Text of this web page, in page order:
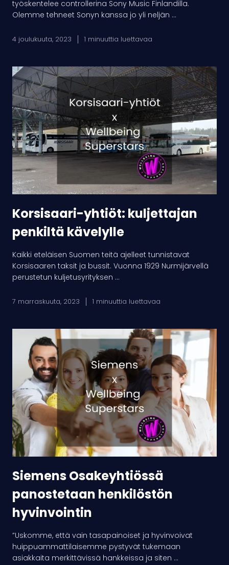
työskentelee controllerina Sony Music Finlandilla.
Olemme tehneet Sonyn kanssa jo yli neljän ...
4 joulukuuta, 2023 1 minuuttia luettavaa
Korsisaari-
yhtiöt:
kuljettajan
penkiltä
kävelylle
Korsisaari-yhtiöt: kuljettajan
penkiltä kävelylle
Kaikki eteläisen Suomen teitä ajelleet tunnistavat
Korsisaaren taksit ja bussit. Vuonna 1929 Nurmijärvellä
perustetun kuljetusyrityksen ...
7 marraskuuta, 2023 1 minuuttia luettavaa
Siemens
Osakeyhtiössä
panostetaan
henkilöstön
hyvinvointin
Siemens Osakeyhtiössä
panostetaan henkilöstön
hyvinvointin
”Uskomme, että vain tasapainoiset ja hyvinvoivat
huippuammattilaisemme pystyvät tukemaan
asiakkaita merkittävissä hankkeissa ja siten ...